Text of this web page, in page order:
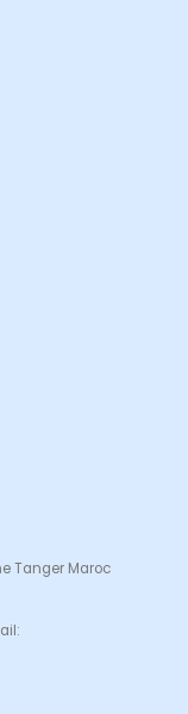
Tanger Maroc